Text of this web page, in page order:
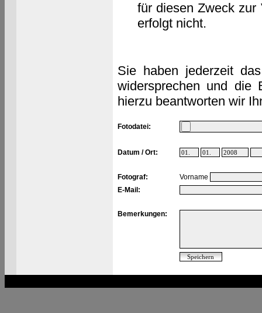
für diesen Zweck zur
erfolgt nicht.
Sie haben jederzeit
widersprechen und die
hierzu beantworten wir
Fotodatei:
Datum / Ort:
Fotograf:
Vorname
E-Mail:
Bemerkungen: